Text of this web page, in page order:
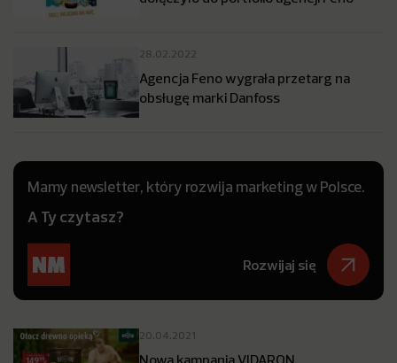
28.02.2022
Agencja Feno wygrała przetarg na
obsługę marki Danfoss
Mamy newsletter, który rozwija marketing w Polsce.
A Ty czytasz?
Rozwijaj się
20.04.2021
Nowa kampania VIDARON